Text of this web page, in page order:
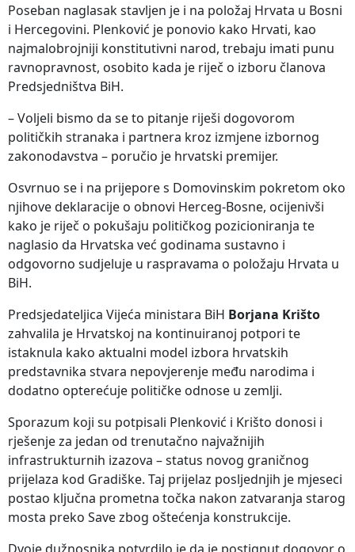
Poseban naglasak stavljen je i na položaj Hrvata u Bosni
i Hercegovini. Plenković je ponovio kako Hrvati, kao
najmalobrojniji konstitutivni narod, trebaju imati punu
ravnopravnost, osobito kada je riječ o izboru članova
Predsjedništva BiH.
– Voljeli bismo da se to pitanje riješi dogovorom
političkih stranaka i partnera kroz izmjene izbornog
zakonodavstva – poručio je hrvatski premijer.
Osvrnuo se i na prijepore s Domovinskim pokretom oko
njihove deklaracije o obnovi Herceg-Bosne, ocijenivši
kako je riječ o pokušaju političkog pozicioniranja te
naglasio da Hrvatska već godinama sustavno i
odgovorno sudjeluje u raspravama o položaju Hrvata u
BiH.
Predsjedateljica Vijeća ministara BiH Borjana Krišto
zahvalila je Hrvatskoj na kontinuiranoj potpori te
istaknula kako aktualni model izbora hrvatskih
predstavnika stvara nepovjerenje među narodima i
dodatno opterećuje političke odnose u zemlji.
Sporazum koji su potpisali Plenković i Krišto donosi i
rješenje za jedan od trenutačno najvažnijih
infrastrukturnih izazova – status novog graničnog
prijelaza kod Gradiške. Taj prijelaz posljednjih je mjeseci
postao ključna prometna točka nakon zatvaranja starog
mosta preko Save zbog oštećenja konstrukcije.